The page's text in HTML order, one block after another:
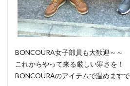
BONCOURA女子部員も大歓迎～～
これからやって来る厳しい寒さを！
BONCOURAのアイテムで温めますで